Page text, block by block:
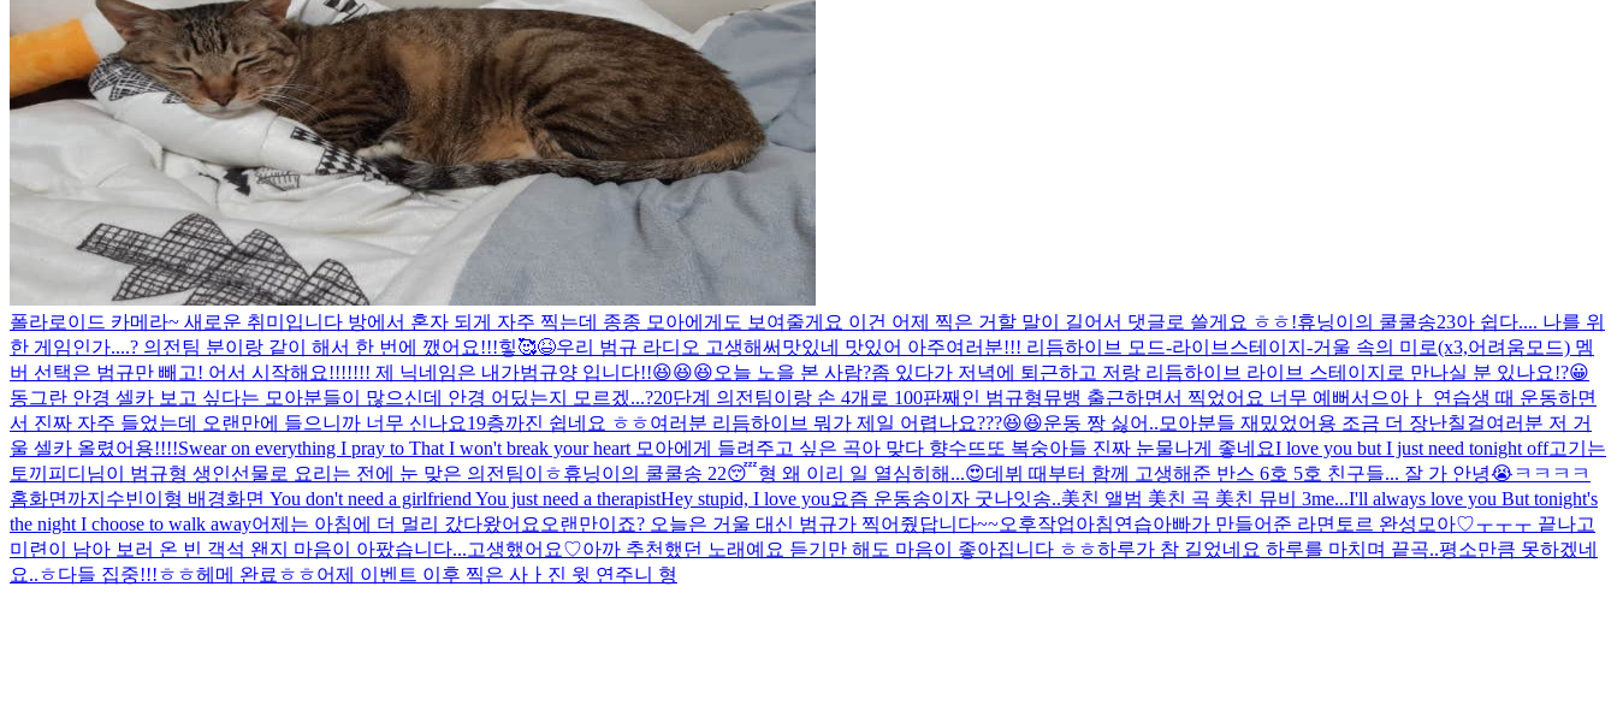
폴라로이드 카메라~ 새로운 취미입니다 방에서 혼자 되게 자주 찍는데 종종 모아에게도 보여줄게요 이건 어제 찍은 거 할 말이 길어서 댓글로 쓸게요 ㅎㅎ!휴닝이의 쿨쿨송23아 쉽다.... 나를 위
한 게임인가....? 의전팀 분이랑 같이 해서 한 번에 깼어요!!!힣🥰😆우리 범규 라디오 고생해써 맛있네 맛있어 아주여러분!!! 리듬하이브 모드-라이브스테이지-거울 속의 미로(x3,어려움모드) 멤
버 선택은 범규만 빼고! 어서 시작해요!!!!!!! 제 닉네임은 내가범규양 입니다!!😆😆😆오늘 노을 본 사람?좀 있다가 저녁에 퇴근하고 저랑 리듬하이브 라이브 스테이지로 만나실 분 있나요!?😀
동그란 안경 셀카 보고 싶다는 모아분들이 많으신데 안경 어딨는지 모르겠...?20단계 의전팀이랑 손 4개로 100판째인 범규형뮤뱅 출근하면서 찍었어요 너무 예뻐서 으아ㅏ 연습생 때 운동하면
서 진짜 자주 들었는데 오랜만에 들으니까 너무 신나요19층까진 쉽네요 ㅎㅎ여러분 리듬하이브 뭐가 제일 어렵나요???😆😆운동 짱 싫어.. 모아분들 재밌었어용 조금 더 장난칠걸여러분 저 거
울 셀카 올렸어용!!!!Swear on everything I pray to That I won't break your heart 모아에게 들려주고 싶은 곡아 맞다 향수뜨또 복숭아들 진짜 눈물나게 좋네요I love you but I just need tonight off고기는
토끼피디님이 범규형 생인선물로 요리는 전에 눈 맞은 의전팀이ㅎ휴닝이의 쿨쿨송 22😴형 왜 이리 일 열심히해...😍데뷔 때부터 함께 고생해준 반스 6호 5호 친구들... 잘 가 안녕😭 ㅋㅋㅋㅋ
홈화면까지 수빈이형 배경화면 You don't need a girlfriend You just need a therapistHey stupid, I love you요즘 운동송이자 굿나잇송..美친 앨범 美친 곡 美친 뮤비 3me...I'll always love you But tonight's
the night I choose to walk away어제는 아침에 더 멀리 갔다왔어요 오랜만이죠? 오늘은 거울 대신 범규가 찍어줬답니다~~오후작업아침연습아빠가 만들어준 라면 토르 완성 모아♡ㅜㅜㅜ 끝나고
미련이 남아 보러 온 빈 객석 왠지 마음이 아팠습니다...고생했어요♡아까 추천했던 노래예요 듣기만 해도 마음이 좋아집니다 ㅎㅎ하루가 참 길었네요 하루를 마치며 끝곡..평소만큼 못하겠네
요..ㅎ다들 집중!!!ㅎㅎ헤메 완료 ㅎㅎ어제 이벤트 이후 찍은 사ㅏ진 윗 연주니 형